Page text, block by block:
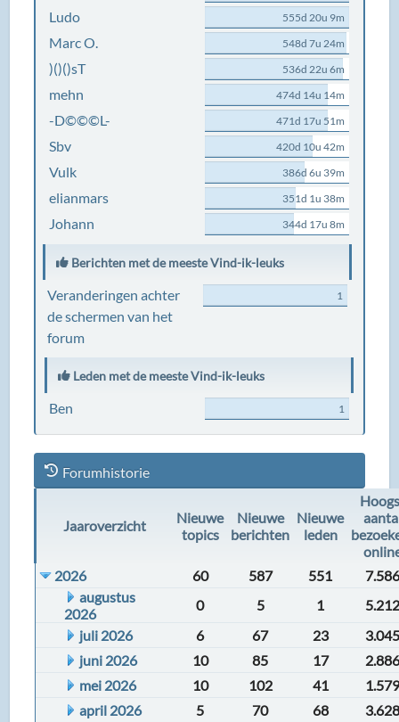
Ludo 555d 20u 9m
Marc O. 548d 7u 24m
)()()sT 536d 22u 6m
mehn 474d 14u 14m
-D©©©L- 471d 17u 51m
Sbv 420d 10u 42m
Vulk 386d 6u 39m
elianmars 351d 1u 38m
Johann 344d 17u 8m
Berichten met de meeste Vind-ik-leuks
Veranderingen achter
de schermen van het
forum
1
Leden met de meeste Vind-ik-leuks
Ben 1
Forumhistorie
Jaaroverzicht
Nieuwe
topics
Nieuwe
berichten
Nieuwe
leden
2026
60 587 551
7.586
augustus
2026
0 5 1
5.212
juli 2026
6 67 23
3.045
juni 2026
10 85 17
2.886
mei 2026
10 102 41
1.579
april 2026
5 70 68
3.628